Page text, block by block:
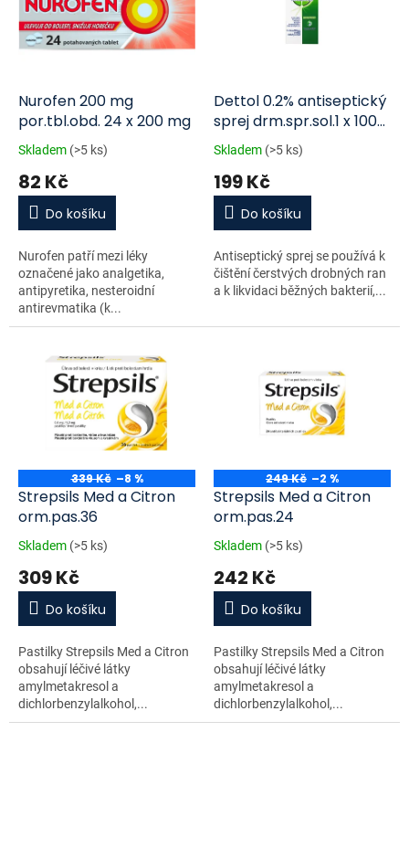
o
d
dNurofen 200 mg
por.tbl.obd. 24 x 200 mg
Skladem (>5 ks)
82 Kč
Do košíku
Nurofen patří mezi léky
označené jako analgetika,
antipyretika, nesteroidní
antirevmatika (k...
Dettol 0.2% antiseptický
sprej drm.spr.sol.1 x 100
ml
Skladem (>5 ks)
199 Kč
Do košíku
Antiseptický sprej se používá k
čištění čerstvých drobných ran
a k likvidaci běžných bakterií,...
339 Kč –8 %
Strepsils Med a Citron
orm.pas.36
Skladem (>5 ks)
309 Kč
Do košíku
Pastilky Strepsils Med a Citron
obsahují léčivé látky
amylmetakresol a
dichlorbenzylalkohol,...
249 Kč –2 %
Strepsils Med a Citron
orm.pas.24
Skladem (>5 ks)
242 Kč
Do košíku
Pastilky Strepsils Med a Citron
obsahují léčivé látky
amylmetakresol a
dichlorbenzylalkohol,...